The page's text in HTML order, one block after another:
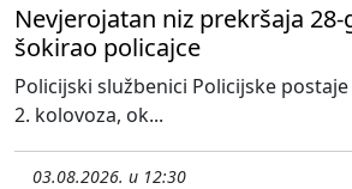
Nevjerojatan niz prekršaja
šokirao policajce
Policijski službenici Policijske
2. kolovoza, ok...
03.08.2026. u 12:30